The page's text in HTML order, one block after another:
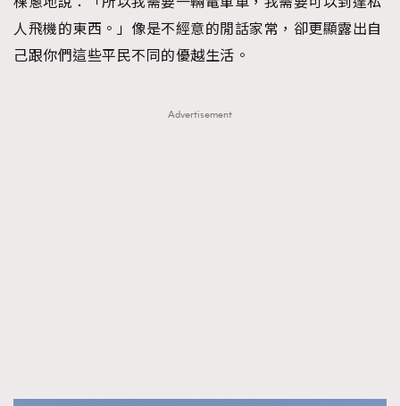
人飛機的東西。」像是不經意的閒話家常，卻更顯露出自
己跟你們這些平民不同的優越生活。
Advertisement